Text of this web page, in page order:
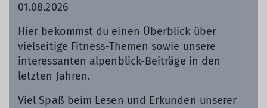
01.08.2026
Hier bekommst du einen Überblick über
vielseitige Fitness-Themen sowie unsere
interessanten alpenblick-Beiträge in den
letzten Jahren.
Viel Spaß beim Lesen und Erkunden unserer